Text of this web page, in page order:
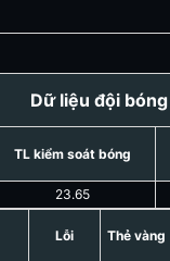
Dữ liệu đội bóng
TL kiểm soát bóng
23.65
Lỗi Thẻ vàng